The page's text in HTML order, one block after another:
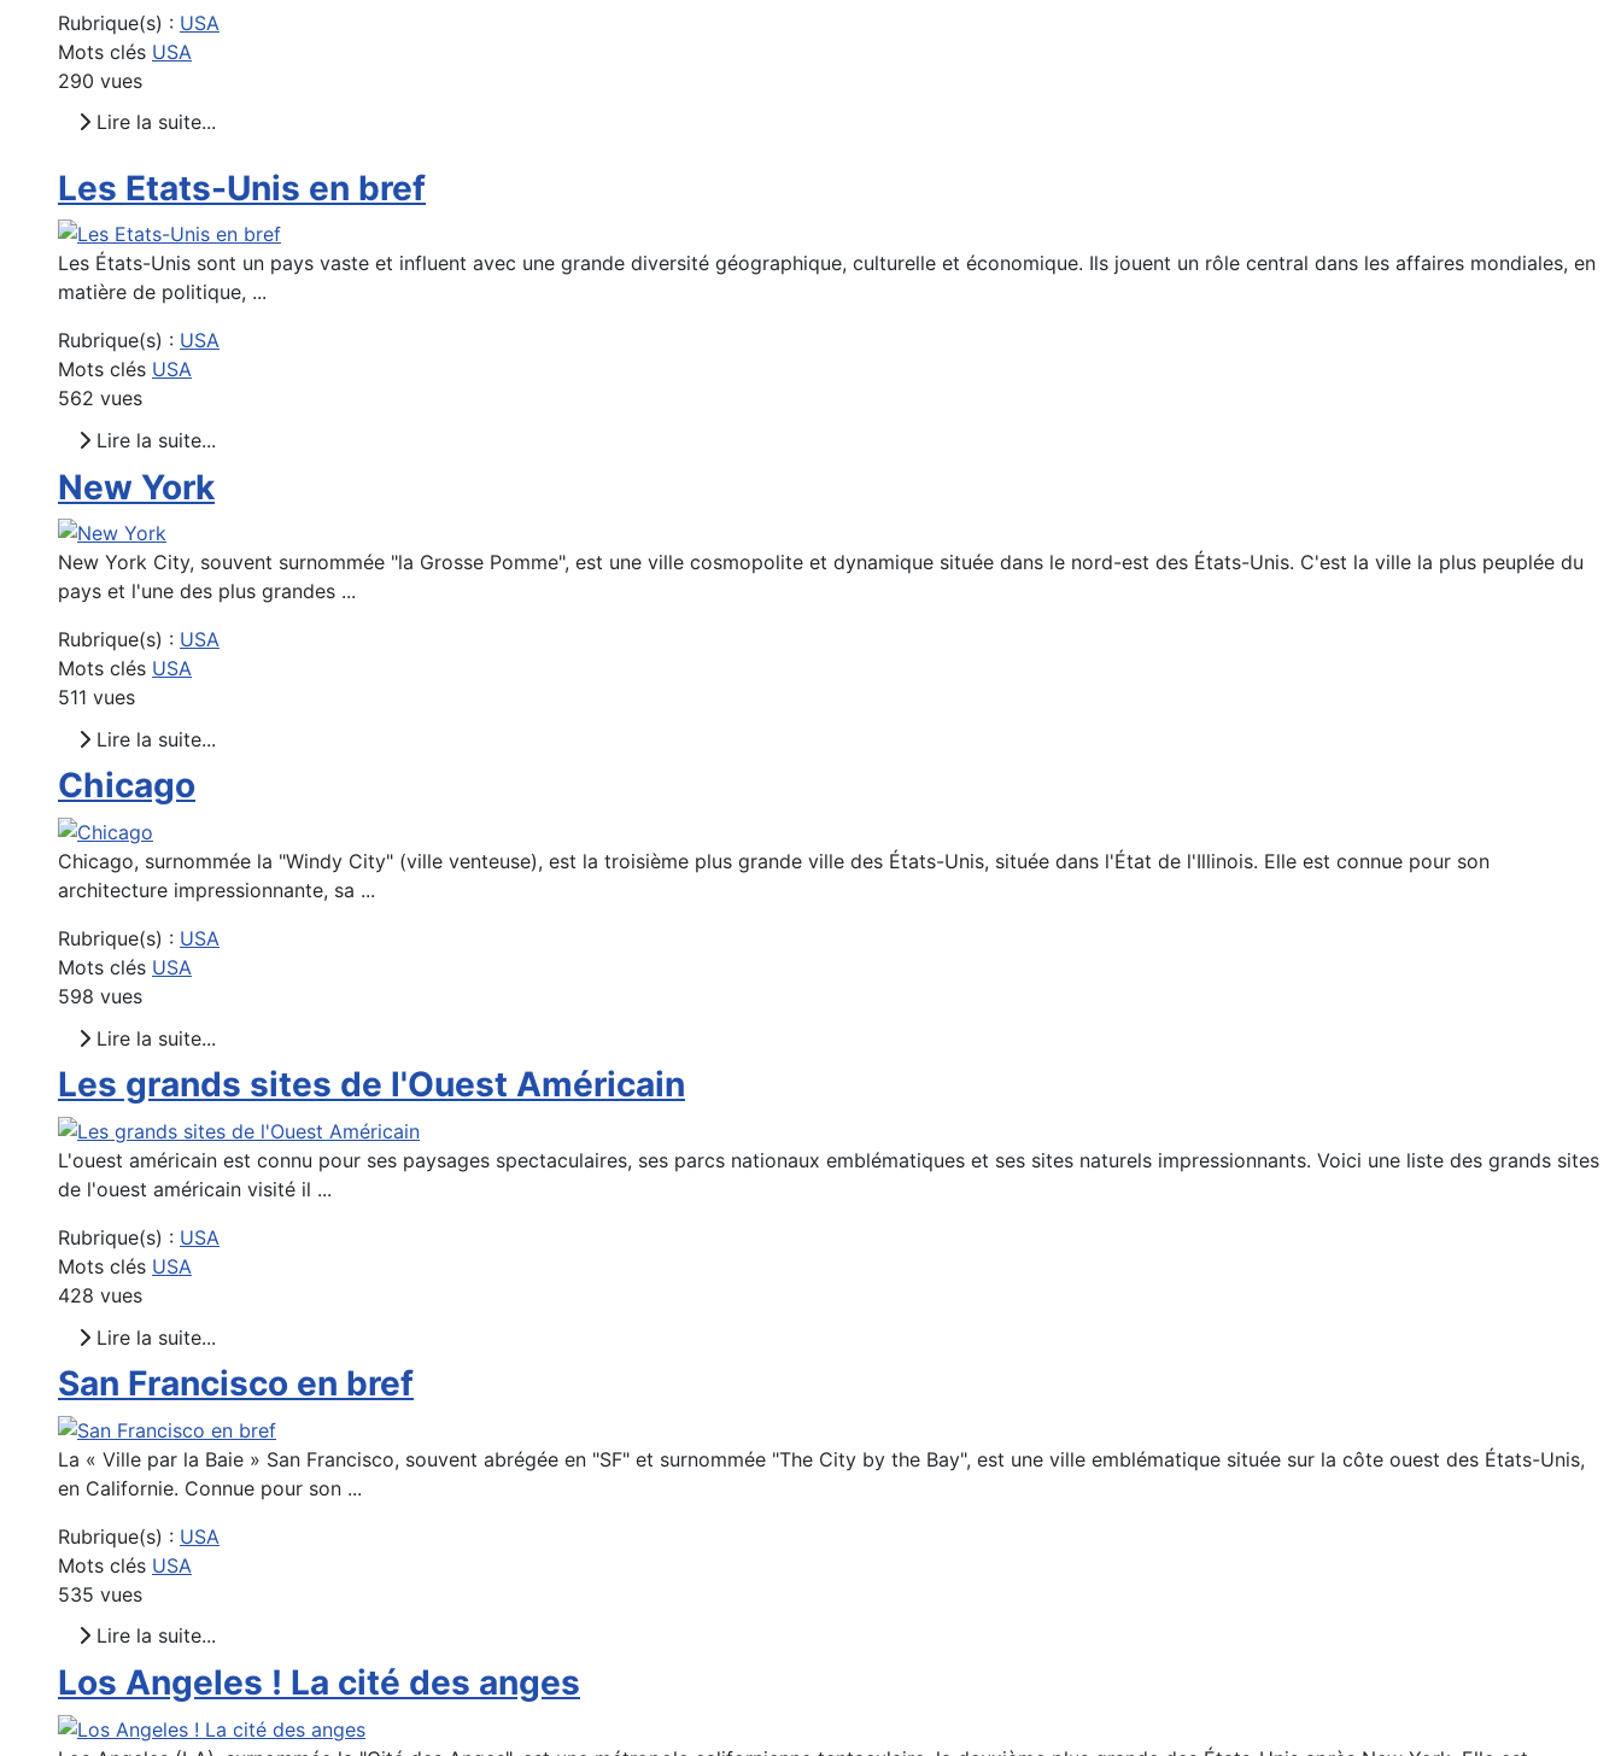
Rubrique(s) : USA
Mots clés USA
290 vues
Lire la suite...
Les Etats-Unis en bref
Les États-Unis sont un pays vaste et influent avec une grande diversité géographique, culturelle et économique. Ils jouent un rôle central dans les affaires mondiales, en
matière de politique, ...
Rubrique(s) : USA
Mots clés USA
562 vues
Lire la suite...
New York
New York City, souvent surnommée "la Grosse Pomme", est une ville cosmopolite et dynamique située dans le nord-est des États-Unis. C'est la ville la plus peuplée du
pays et l'une des plus grandes ...
Rubrique(s) : USA
Mots clés USA
511 vues
Lire la suite...
Chicago
Chicago, surnommée la "Windy City" (ville venteuse), est la troisième plus grande ville des États-Unis, située dans l'État de l'Illinois. Elle est connue pour son
architecture impressionnante, sa ...
Rubrique(s) : USA
Mots clés USA
598 vues
Lire la suite...
Les grands sites de l'Ouest Américain
L'ouest américain est connu pour ses paysages spectaculaires, ses parcs nationaux emblématiques et ses sites naturels impressionnants. Voici une liste des grands sites
de l'ouest américain visité il ...
Rubrique(s) : USA
Mots clés USA
428 vues
Lire la suite...
San Francisco en bref
La « Ville par la Baie » San Francisco, souvent abrégée en "SF" et surnommée "The City by the Bay", est une ville emblématique située sur la côte ouest des États-Unis,
en Californie. Connue pour son ...
Rubrique(s) : USA
Mots clés USA
535 vues
Lire la suite...
Los Angeles ! La cité des anges